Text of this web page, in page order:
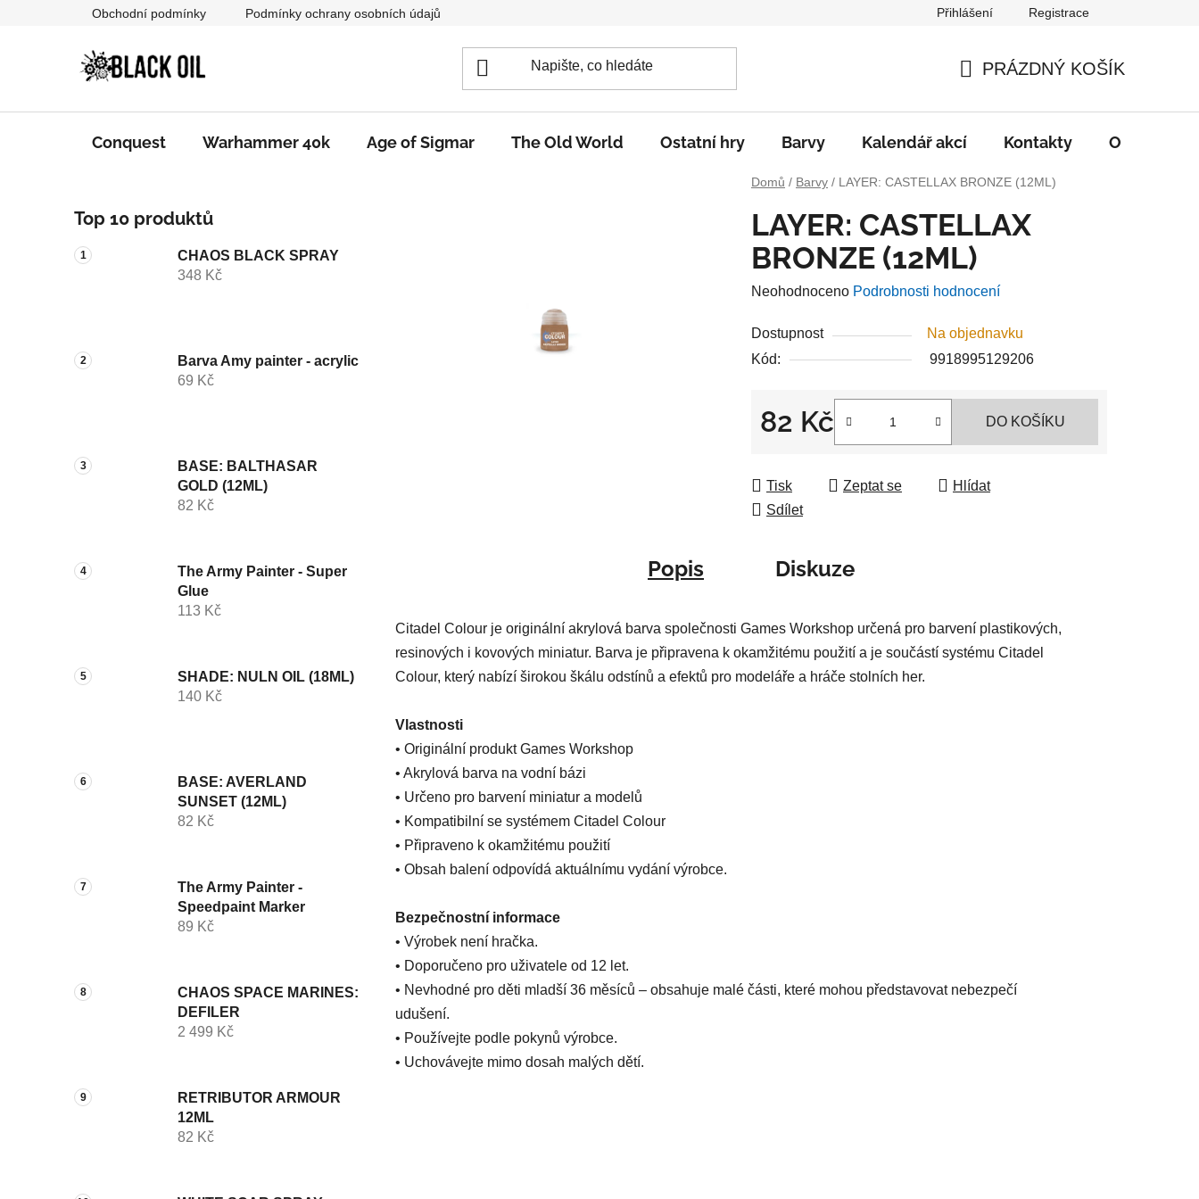
Obchodní podmínky Podmínky ochrany osobních údajů Přihlášení Registrace
KOŠÍK
PRÁZDNÝ KOŠÍK
Conquest Warhammer 40k Age of Sigmar The Old World Ostatní hry Barvy Kalendář akcí Kontakty O nás
Domů / Barvy / LAYER: CASTELLAX BRONZE (12ML)
o
s
t
n
n
e
Top 10 produktů
CHAOS BLACK SPRAY
348 Kč
Barva Amy painter - acrylic
69 Kč
BASE: BALTHASAR
GOLD (12ML)
82 Kč
The Army Painter - Super
Glue
113 Kč
SHADE: NULN OIL (18ML)
140 Kč
BASE: AVERLAND
SUNSET (12ML)
82 Kč
The Army Painter -
Speedpaint Marker
89 Kč
CHAOS SPACE MARINES:
DEFILER
2 499 Kč
RETRIBUTOR ARMOUR
12ML
82 Kč
LAYER: CASTELLAX
BRONZE (12ML)
Průměrné
produktu
je
Neohodnoceno Podrobnosti hodnocení
Dostupnost
Na objednavku
Kód:
9918995129206
82 Kč
Měrná cena:
DO KOŠÍKU
Tisk Zeptat se
Hlídat
Sdílet
Popis Diskuze
Citadel Colour je originální akrylová barva společnosti Games Workshop určená pro barvení plastikových,
resinových i kovových miniatur. Barva je připravena k okamžitému použití a je součástí systému Citadel
Colour, který nabízí širokou škálu odstínů a efektů pro modeláře a hráče stolních her.
Vlastnosti
• Originální produkt Games Workshop
• Akrylová barva na vodní bázi
• Určeno pro barvení miniatur a modelů
• Kompatibilní se systémem Citadel Colour
• Připraveno k okamžitému použití
• Obsah balení odpovídá aktuálnímu vydání výrobce.
Bezpečnostní informace
• Výrobek není hračka.
• Doporučeno pro uživatele od 12 let.
• Nevhodné pro děti mladší 36 měsíců – obsahuje malé části, které mohou představovat nebezpečí
udušení.
• Používejte podle pokynů výrobce.
• Uchovávejte mimo dosah malých dětí.